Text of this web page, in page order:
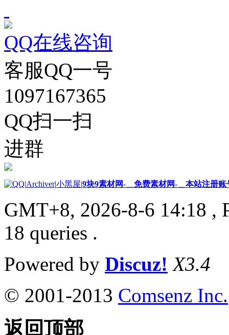
QQ在线咨询
客服QQ一号
1097167365
QQ扫一扫
进群
|Archiver|小黑屋|9块9素材网-＿免费素材网-＿本站注册账
GMT+8, 2026-8-6 14:18 ,
18 queries .
Powered by Discuz! X3.4
© 2001-2013 Comsenz Inc.
返回顶部